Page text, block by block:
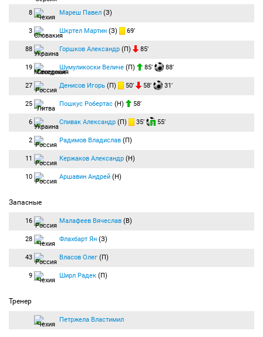
8 Мареш Павел (З)
3 Шкртел Мартин (З) 69′
88 Горшков Александр (П) 85′
19 Шумуликоски Величе (П) 85′ 88′
27 Денисов Игорь (П) 50′ 58′ 31′
25 Пошкус Робертас (Н) 58′
6 Спивак Александр (П) 35′ 55′
2 Радимов Владислав (П)
11 Кержаков Александр (Н)
10 Аршавин Андрей (Н)
Запасные
16 Малафеев Вячеслав (В)
28 Флахбарт Ян (З)
43 Власов Олег (П)
9 Ширл Радек (П)
Тренер
Петржела Властимил